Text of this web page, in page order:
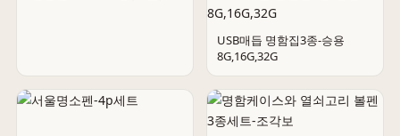
명함집-조각보3종(거울)
USB매듭 명함집3종-승용
8G,16G,32G